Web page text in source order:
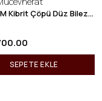
10 GRAM Kibrit Çöpü Düz Bilezik 22 Ayar 22BLZ001
SEPETE EKLE